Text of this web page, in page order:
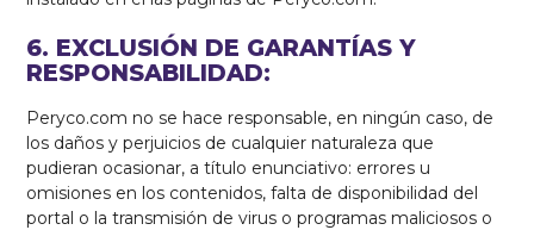
6. EXCLUSIÓN DE GARANTÍAS Y
RESPONSABILIDAD:
Peryco.com no se hace responsable, en ningún caso, de
los daños y perjuicios de cualquier naturaleza que
pudieran ocasionar, a título enunciativo: errores u
omisiones en los contenidos, falta de disponibilidad del
portal o la transmisión de virus o programas maliciosos o